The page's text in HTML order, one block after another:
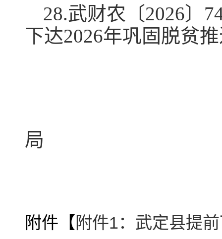
28.武财农〔2026〕
下达2026年巩固脱贫
局
附件【 附件1：武定县提